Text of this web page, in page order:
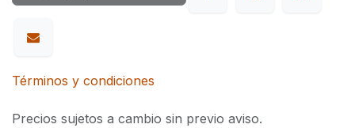
Términos y condiciones
Precios sujetos a cambio sin previo aviso.